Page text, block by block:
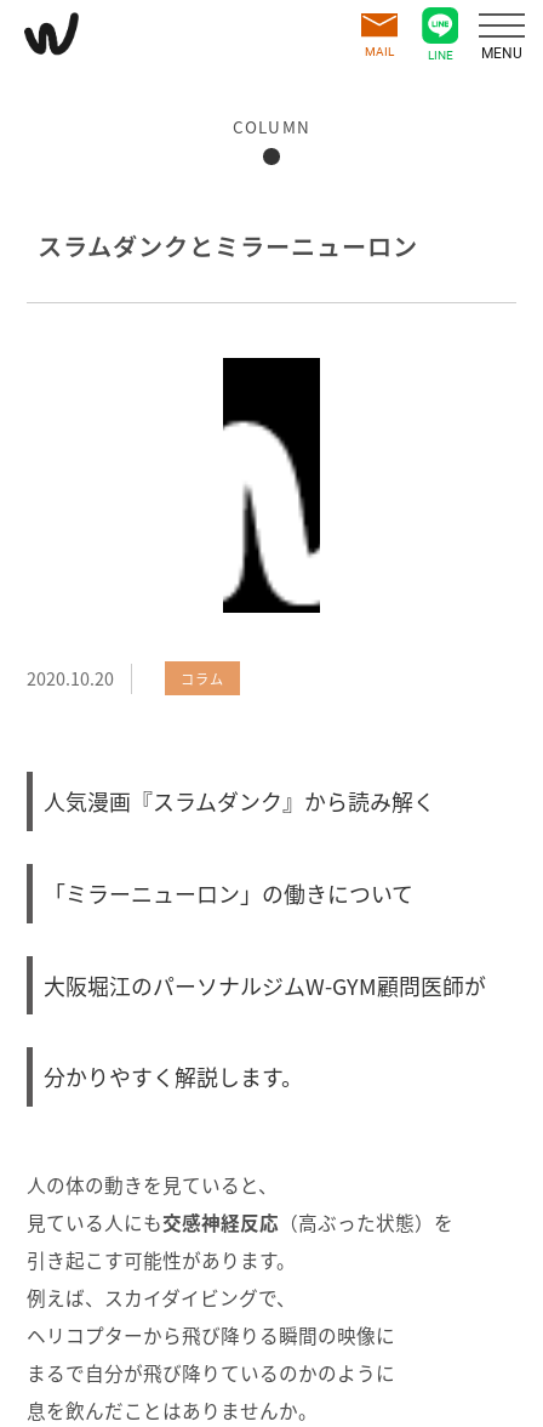
MAIL LINE MENU
スラムダンクとミラーニューロン
COLUMN
2020.10.20 コラム
人気漫画『スラムダンク』から読み解く
「ミラーニューロン」の働きについて
大阪堀江のパーソナルジムW-GYM顧問医師が
分かりやすく解説します。
人の体の動きを見ていると、
見ている人にも交感神経反応 （高ぶった状態）を
引き起こす可能性があります。
例えば、スカイダイビングで、
ヘリコプターから飛び降りる瞬間の映像に
まるで自分が飛び降りているのかのように
息を飲んだことはありませんか。